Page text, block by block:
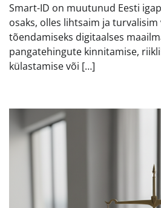
Smart-ID on muutunud Eesti
osaks, olles lihtsaim ja
tõendamiseks digitaalses
pangatehingute kinnitamise,
külastamise või […]